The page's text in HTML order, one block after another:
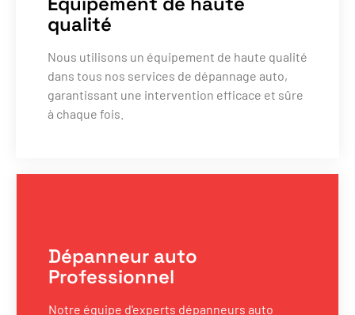
qualité
Nous utilisons un équipement de haute qualité
dans tous nos services de dépannage auto,
garantissant une intervention efficace et sûre
à chaque fois.
Dépanneur auto
Professionnel
Notre équipe d'experts dépanneurs auto